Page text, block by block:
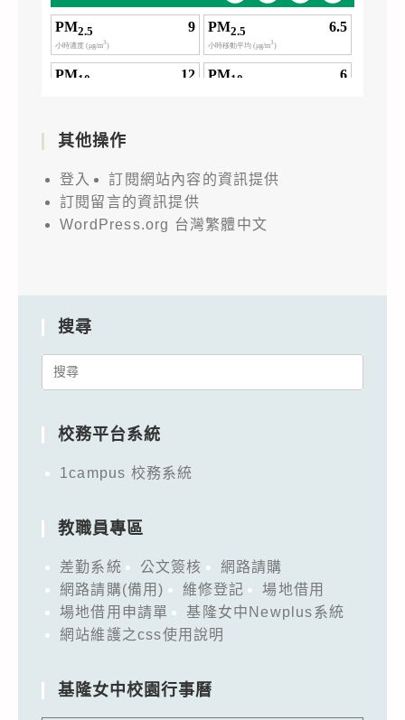
其他操作
登入
訂閱網站內容的資訊提供
訂閱留言的資訊提供
WordPress.org 台灣繁體中文
搜尋
Search
校務平台系統
1campus 校務系統
教職員專區
差勤系統 公文簽核
網路請購
網路請購(備用)
維修登記
場地借用
場地借用申請單
基隆女中Newplus系統
網站維護之css使用說明
基隆女中校園行事曆